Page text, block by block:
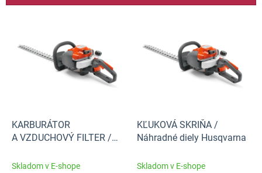
i
KARBURÁTOR
A VZDUCHOVÝ FILTER /
Skladom v E-shope
KĽUKOVÁ SKRIŇA /
Náhradné diely Husqvarna
Skladom v E-shope